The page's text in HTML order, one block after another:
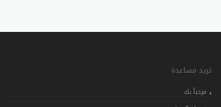
تريد مساعدة
مرحباً بك